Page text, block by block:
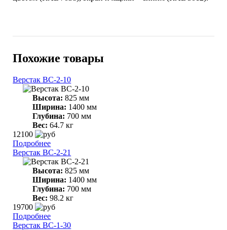
Похожие товары
Верстак ВС-2-10
Высота: 825 мм
Ширина: 1400 мм
Глубина: 700 мм
Вес: 64.7 кг
12100
Подробнее
Верстак ВС-2-21
Высота: 825 мм
Ширина: 1400 мм
Глубина: 700 мм
Вес: 98.2 кг
19700
Подробнее
Верстак ВС-1-30